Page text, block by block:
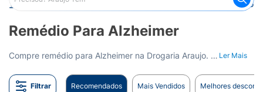
Araujo Medicamentos Remédio para Sistema Nervoso
Remédio Para Alzheimer
Compre remédio para Alzheimer na Drogaria Araujo. Opções para o tratamento e controle da doença. Entrega para todo o Brasil. Ler Mais
Filtrar Recomendados Mais Vendidos Melhores